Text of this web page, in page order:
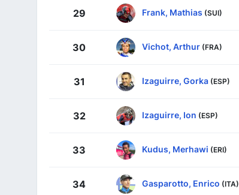
29 Frank, Mathias (SUI)
30 Vichot, Arthur (FRA)
31 Izaguirre, Gorka (ESP)
32 Izaguirre, Ion (ESP)
33 Kudus, Merhawi (ERI)
34 Gasparotto, Enrico (ITA)